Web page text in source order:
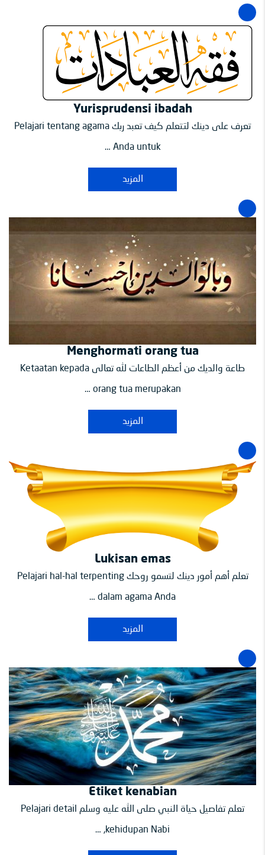
Yurisprudensi ibadah
تعرف على دينك لتتعلم كيف تعبد ربك Pelajari tentang agama
Anda untuk …
المزيد
Menghormati orang tua
طاعة والديك من أعظم الطاعات لله تعالى Ketaatan kepada
orang tua merupakan …
المزيد
Lukisan emas
تعلم أهم أمور دينك لتسمو روحك Pelajari hal-hal terpenting
dalam agama Anda …
المزيد
Etiket kenabian
تعلم تفاصيل حياة النبي صلى الله عليه وسلم Pelajari detail
kehidupan Nabi, …